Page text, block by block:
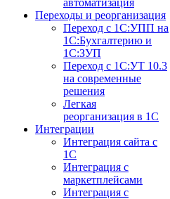
автоматизация
Переходы и реорганизация
Переход с 1С:УПП на
1С:Бухгалтерию и
1С:ЗУП
Переход с 1С:УТ 10.3
на современные
решения
Легкая
реорганизация в 1С
Интеграции
Интеграция сайта с
1С
Интеграция с
маркетплейсами
Интеграция с